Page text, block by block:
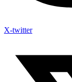
X-twitter